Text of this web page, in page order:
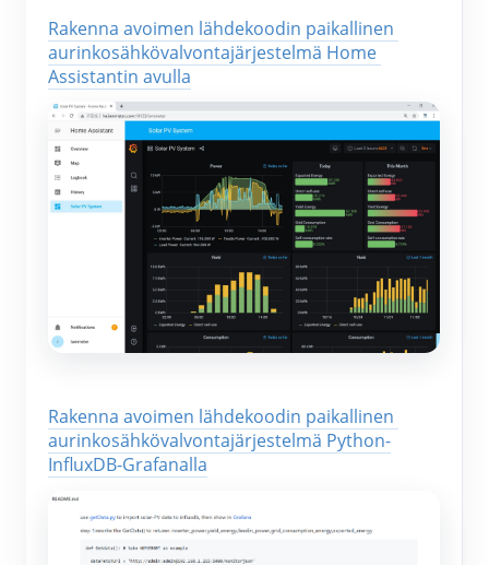
Rakenna avoimen lähdekoodin paikallinen
aurinkosähkövalvontajärjestelmä Home
Assistantin avulla
Rakenna avoimen lähdekoodin paikallinen
aurinkosähkövalvontajärjestelmä Python-
InfluxDB-Grafanalla